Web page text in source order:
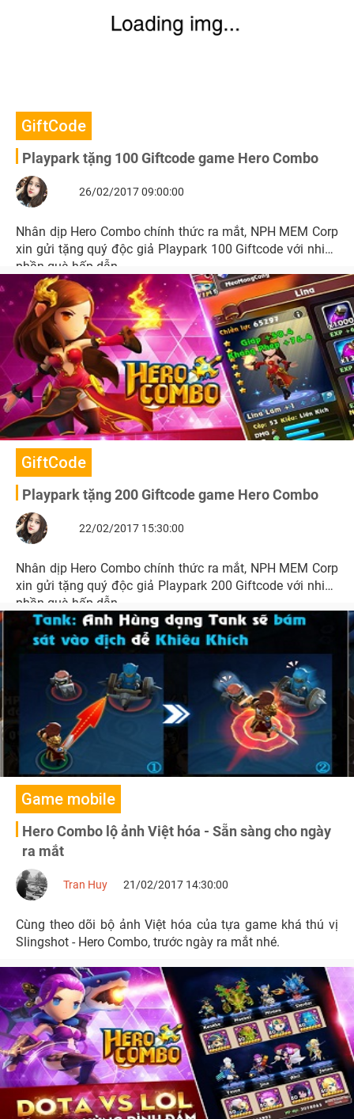
GiftCode
Playpark tặng 100 Giftcode game Hero Combo
26/02/2017 09:00:00
Nhân dịp Hero Combo chính thức ra mắt, NPH MEM Corp
xin gửi tặng quý độc giả Playpark 100 Giftcode với nhiều
phần quà hấp dẫn.
GiftCode
Playpark tặng 200 Giftcode game Hero Combo
22/02/2017 15:30:00
Nhân dịp Hero Combo chính thức ra mắt, NPH MEM Corp
xin gửi tặng quý độc giả Playpark 200 Giftcode với nhiều
phần quà hấp dẫn.
Game mobile
Hero Combo lộ ảnh Việt hóa - Sẵn sàng cho ngày
ra mắt
Tran Huy 21/02/2017 14:30:00
Cùng theo dõi bộ ảnh Việt hóa của tựa game khá thú vị
Slingshot - Hero Combo, trước ngày ra mắt nhé.